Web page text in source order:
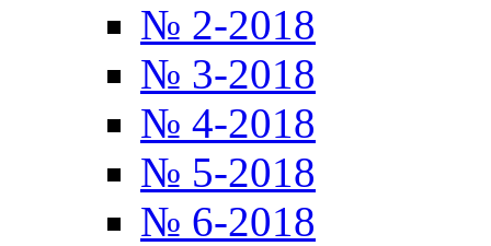
№ 2-2018
№ 3-2018
№ 4-2018
№ 5-2018
№ 6-2018